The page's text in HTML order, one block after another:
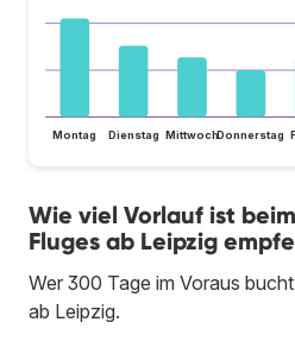
Montag Dienstag MittwochDonnerstag
Wie viel Vorlauf ist
Fluges ab Leipzig
Wer 300 Tage im Voraus
ab Leipzig.